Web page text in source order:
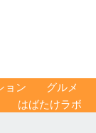
ョン グルメ
はばたけラボ